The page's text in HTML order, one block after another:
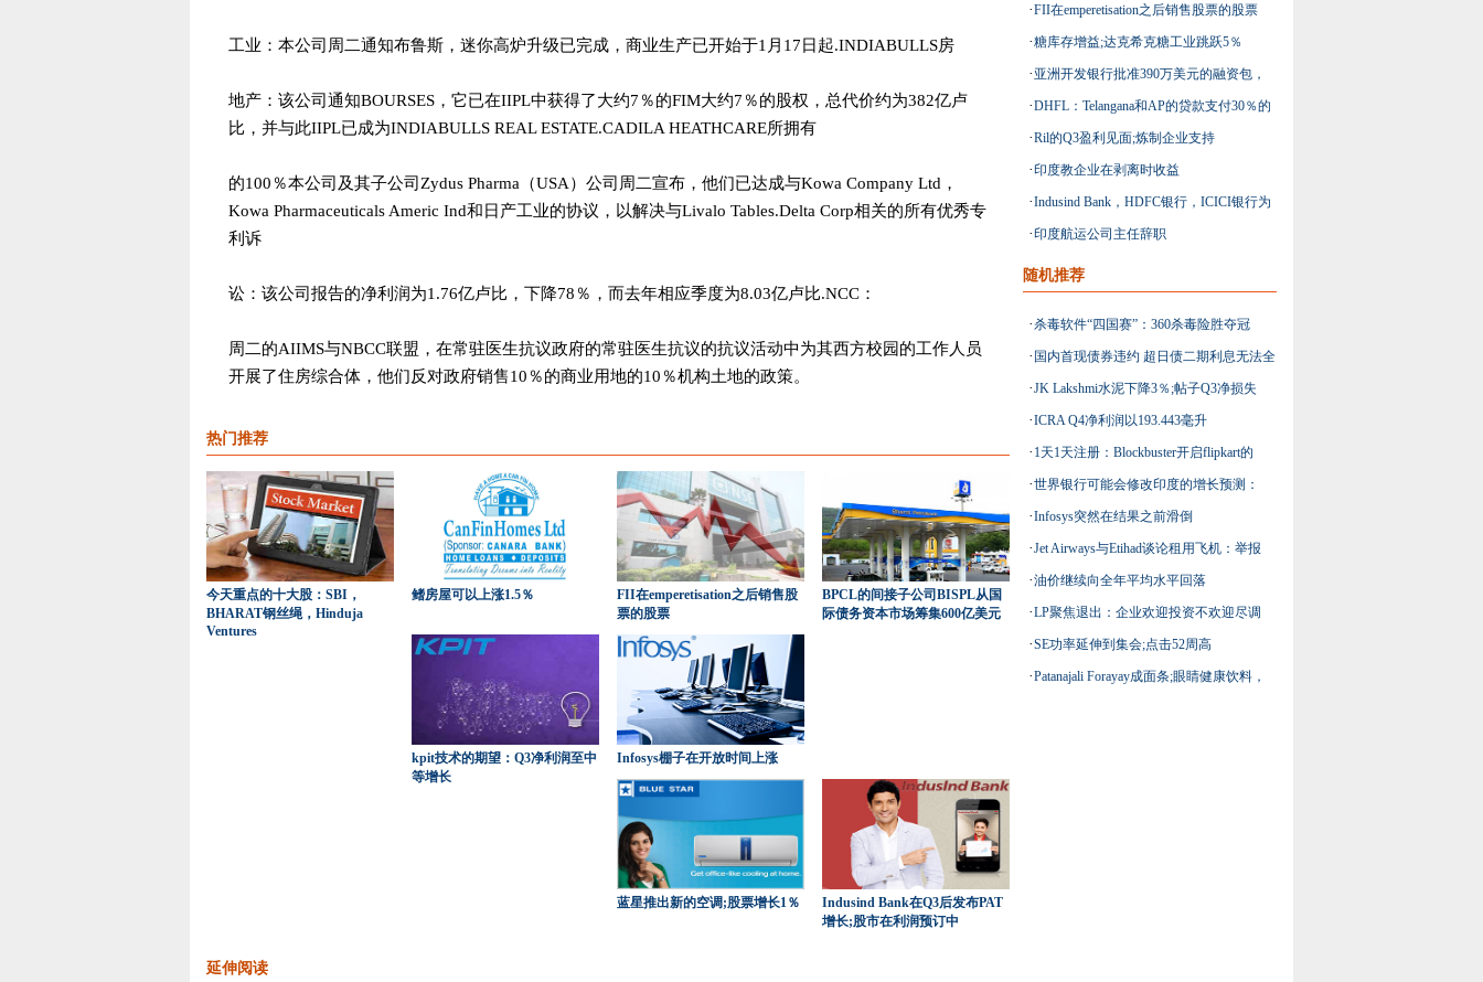
工业：本公司周二通知布鲁斯，迷你高炉升级已完成，商业生产已开始于1月17日起.INDIABULLS房
地产：该公司通知BOURSES，它已在IIPL中获得了大约7％的FIM大约7％的股权，总代价约为382亿卢
比，并与此IIPL已成为INDIABULLS REAL ESTATE.CADILA HEATHCARE所拥有
的100％本公司及其子公司Zydus Pharma（USA）公司周二宣布，他们已达成与Kowa Company Ltd，
Kowa Pharmaceuticals Americ Ind和日产工业的协议，以解决与Livalo Tables.Delta Corp相关的所有优秀专
利诉
讼：该公司报告的净利润为1.76亿卢比，下降78％，而去年相应季度为8.03亿卢比.NCC：
周二的AIIMS与NBCC联盟，在常驻医生抗议政府的常驻医生抗议的抗议活动中为其西方校园的工作人员
开展了住房综合体，他们反对政府销售10％的商业用地的10％机构土地的政策。
热门推荐
今天重点的十大股：SBI，
BHARAT钢丝绳，Hinduja
Ventures
鳍房屋可以上涨1.5％
FII在emperetisation之后销售股
票的股票
BPCL的间接子公司BISPL从国
际债务资本市场筹集600亿美元
kpit技术的期望：Q3净利润至中
等增长
Infosys棚子在开放时间上涨
蓝星推出新的空调;股票增长1％
Indusind Bank在Q3后发布PAT
增长;股市在利润预订中
延伸阅读
·FII在emperetisation之后销售股票的股票
·糖库存增益;达克希克糖工业跳跃5％
· 亚洲开发银行批准390万美元的融资包，
以便在印度更新权力
·DHFL：Telangana和AP的贷款支付30％的
增长
·Ril的Q3盈利见面;炼制企业支持
·印度教企业在剥离时收益
·Indusind Bank，HDFC银行，ICICI银行为
BSE Bankex获得了60％
·印度航运公司主任辞职
随机推荐
·杀毒软件“四国赛”：360杀毒险胜夺冠
· 国内首现债券违约 超日债二期利息无法全
额支付
·JK Lakshmi水泥下降3％;帖子Q3净损失
·ICRA Q4净利润以193.443毫升
· 1天1天注册：Blockbuster开启flipkart的
Le1s
·世界银行可能会修改印度的增长预测：
kaushik basu.
·Infosys突然在结果之前滑倒
·Jet Airways与Etihad谈论租用飞机：举报
·油价继续向全年平均水平回落
·LP聚焦退出：企业欢迎投资不欢迎尽调
PE都表示惊奇
·SE功率延伸到集会;点击52周高
·Patanajali Forayay成面条;眼睛健康饮料，